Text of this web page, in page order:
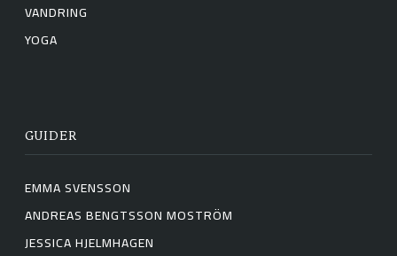
VANDRING
YOGA
GUIDER
EMMA SVENSSON
ANDREAS BENGTSSON MOSTRÖM
JESSICA HJELMHAGEN